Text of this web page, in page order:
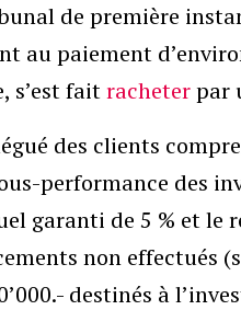
de première
au paiement
s’est faitracheterpar
des clients
performance des
garanti de 5 % et
non effectués
destinés à